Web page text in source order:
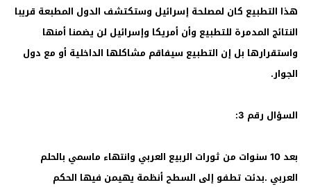
هذا التطبيع كان لمصلحة إسرائيل وستكتشف الدول المطبعة قريبا
النتائج المدمرة للتطبيع وأن أمريكا وإسرائيل لن يضمنا أمنها
واستقرارها بل إن التطبيع سيفاقم مشاكلها الداخلية أو مع دول
الجوار.
السؤال رقم 3:
بعد 10 سنوات من ثورات الربيع العربي وانتهاء ماسمي بالحلم
العربي .بدئت تطفو إلى السطح أنظمة يهيمن فيها الحكم